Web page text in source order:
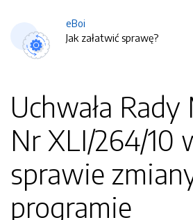
eBoi
Jak załatwić sprawę?
Uchwała
Nr XLI/264/10
sprawie
programie